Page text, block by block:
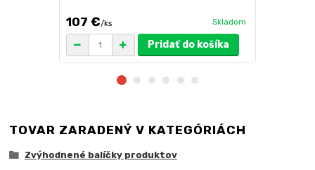
107 €/ks Skladom
Pridať do košíka
TOVAR ZARADENÝ V KATEGÓRIÁCH
Zvýhodnené balíčky produktov